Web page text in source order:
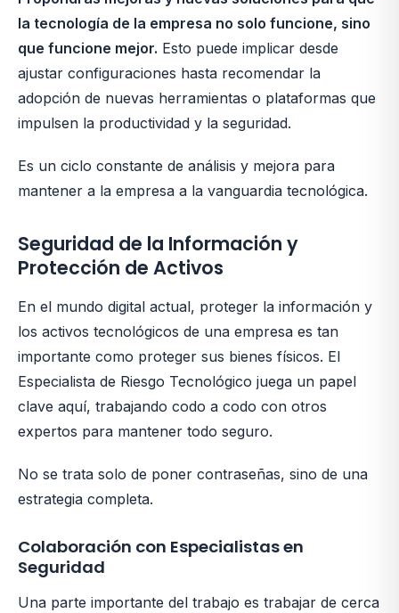
la tecnología de la empresa no solo funcione, sino
que funcione mejor. Esto puede implicar desde
ajustar configuraciones hasta recomendar la
adopción de nuevas herramientas o plataformas que
impulsen la productividad y la seguridad.
Es un ciclo constante de análisis y mejora para
mantener a la empresa a la vanguardia tecnológica.
Seguridad de la Información y
Protección de Activos
En el mundo digital actual, proteger la información y
los activos tecnológicos de una empresa es tan
importante como proteger sus bienes físicos. El
Especialista de Riesgo Tecnológico juega un papel
clave aquí, trabajando codo a codo con otros
expertos para mantener todo seguro.
No se trata solo de poner contraseñas, sino de una
estrategia completa.
Colaboración con Especialistas en
Seguridad
Una parte importante del trabajo es trabajar de cerca